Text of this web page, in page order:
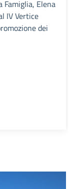
Elena
IV Vertice
dei